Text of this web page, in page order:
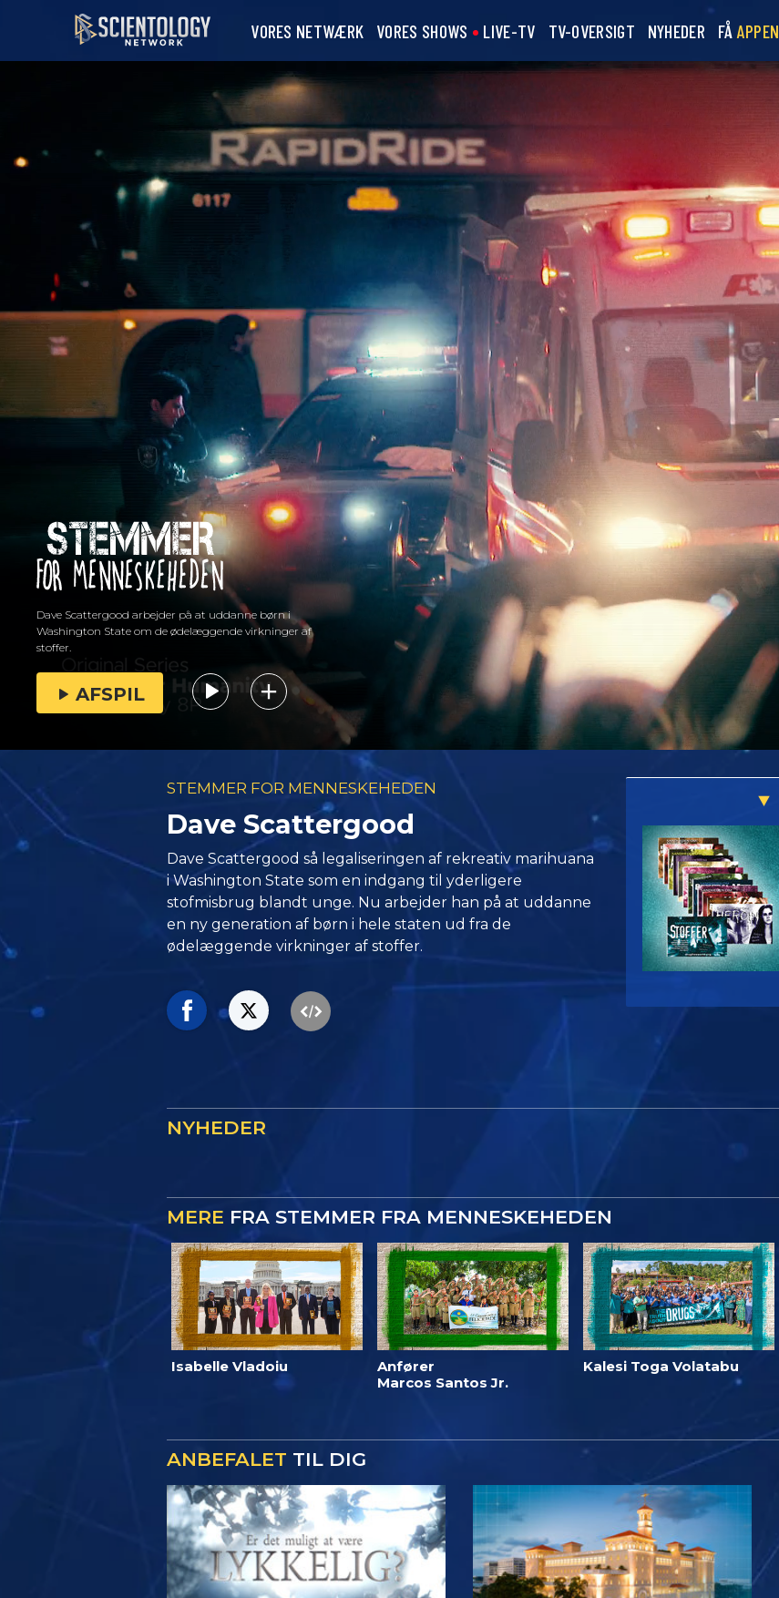
VORES NETWÆRK VORES SHOWS LIVE-TV TV-OVERSIGT NYHEDER FÅ APPEN
Dave Scattergood arbejder på at uddanne børn i
Washington State om de ødelæggende virkninger af
stoffer.
AFSPIL
STEMMER FOR MENNESKEHEDEN
Dave Scattergood
Dave Scattergood så legaliseringen af rekreativ marihuana
i Washington State som en indgang til yderligere
stofmisbrug blandt unge. Nu arbejder han på at uddanne
en ny generation af børn i hele staten ud fra de
ødelæggende virkninger af stoffer.
NYHEDER
MERE FRA STEMMER FRA MENNESKEHEDEN
Isabelle Vladoiu
Anfører
Marcos Santos Jr.
Kalesi Toga Volatabu
ANBEFALET TIL DIG